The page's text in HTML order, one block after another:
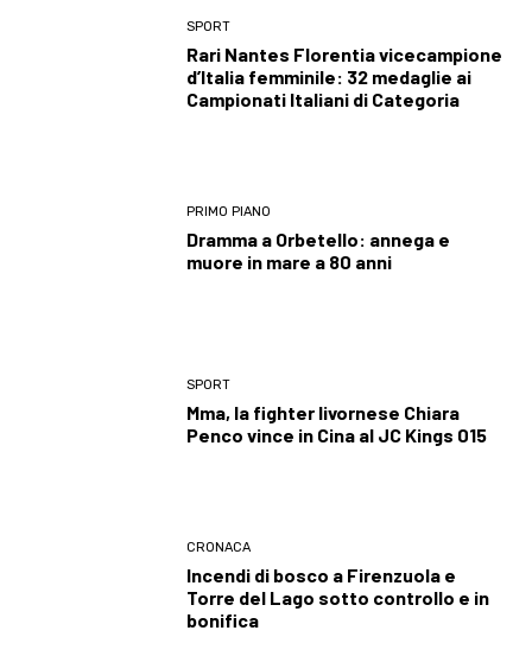
SPORT
Rari Nantes Florentia vicecampione
d’Italia femminile: 32 medaglie ai
Campionati Italiani di Categoria
PRIMO PIANO
Dramma a Orbetello: annega e
muore in mare a 80 anni
SPORT
Mma, la fighter livornese Chiara
Penco vince in Cina al JC Kings 015
CRONACA
Incendi di bosco a Firenzuola e
Torre del Lago sotto controllo e in
bonifica